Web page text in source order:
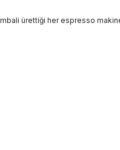
ürettiği her espresso